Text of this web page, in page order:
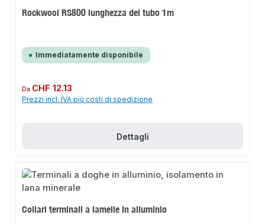
Rockwool RS800 lunghezza del tubo 1m
Immediatamente disponibile
Prezzo normale:
Da CHF 12.13
Prezzi incl. IVA più costi di spedizione
Dettagli
Collari terminali a lamelle in alluminio